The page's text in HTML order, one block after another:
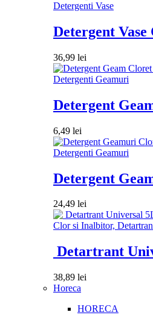
Detergenti Vase
Detergent
36,99 lei
Detergenti Geamuri
Detergent
6,49 lei
Detergenti Geamuri
Detergent
24,49 lei
Clor si Inalbitor,
Detartrant
38,89 lei
Horeca
HORECA